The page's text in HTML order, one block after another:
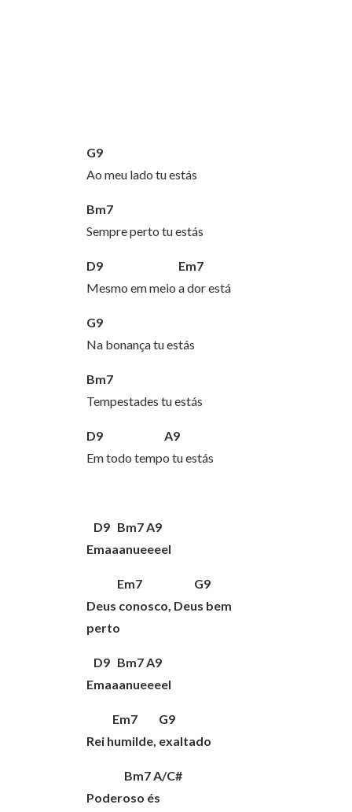
G9
Ao meu lado tu estás
Bm7
Sempre perto tu estás
D9 Em7
Mesmo em meio a dor está
G9
Na bonança tu estás
Bm7
Tempestades tu estás
D9 A9
Em todo tempo tu estás
D9 Bm7 A9
Emaaanueeeel
Em7 G9
Deus conosco, Deus bem
perto
D9 Bm7 A9
Emaaanueeeel
Em7 G9
Rei humilde, exaltado
Bm7 A/C#
Poderoso és